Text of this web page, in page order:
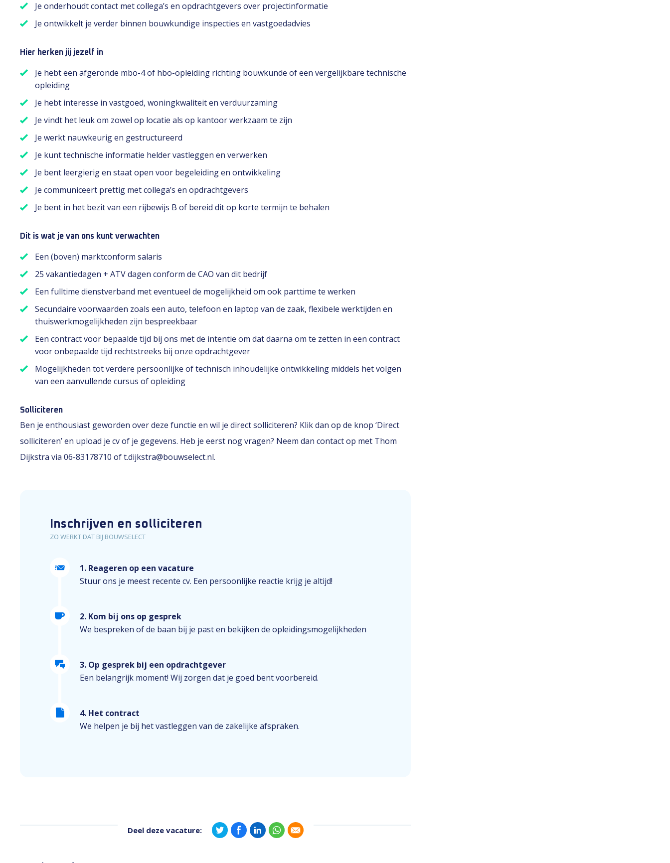
Je onderhoudt contact met collega’s en opdrachtgevers over projectinformatie
Je ontwikkelt je verder binnen bouwkundige inspecties en vastgoedadvies
Hier herken jij jezelf in
Je hebt een afgeronde mbo-4 of hbo-opleiding richting bouwkunde of een vergelijkbare technische
opleiding
Je hebt interesse in vastgoed, woningkwaliteit en verduurzaming
Je vindt het leuk om zowel op locatie als op kantoor werkzaam te zijn
Je werkt nauwkeurig en gestructureerd
Je kunt technische informatie helder vastleggen en verwerken
Je bent leergierig en staat open voor begeleiding en ontwikkeling
Je communiceert prettig met collega’s en opdrachtgevers
Je bent in het bezit van een rijbewijs B of bereid dit op korte termijn te behalen
Dit is wat je van ons kunt verwachten
Een (boven) marktconform salaris
25 vakantiedagen + ATV dagen conform de CAO van dit bedrijf
Een fulltime dienstverband met eventueel de mogelijkheid om ook parttime te werken
Secundaire voorwaarden zoals een auto, telefoon en laptop van de zaak, flexibele werktijden en
thuiswerkmogelijkheden zijn bespreekbaar
Een contract voor bepaalde tijd bij ons met de intentie om dat daarna om te zetten in een contract
voor onbepaalde tijd rechtstreeks bij onze opdrachtgever
Mogelijkheden tot verdere persoonlijke of technisch inhoudelijke ontwikkeling middels het volgen
van een aanvullende cursus of opleiding
Solliciteren
Ben je enthousiast geworden over deze functie en wil je direct solliciteren? Klik dan op de knop ‘Direct
solliciteren’ en upload je cv of je gegevens. Heb je eerst nog vragen? Neem dan contact op met Thom
Dijkstra via 06-83178710 of t.dijkstra@bouwselect.nl.
Inschrijven en solliciteren
ZO WERKT DAT BIJ BOUWSELECT
1. Reageren op een vacature
Stuur ons je meest recente cv. Een persoonlijke reactie krijg je altijd!
2. Kom bij ons op gesprek
We bespreken of de baan bij je past en bekijken de opleidingsmogelijkheden
3. Op gesprek bij een opdrachtgever
Een belangrijk moment! Wij zorgen dat je goed bent voorbereid.
4. Het contract
We helpen je bij het vastleggen van de zakelijke afspraken.
Deel deze vacature: